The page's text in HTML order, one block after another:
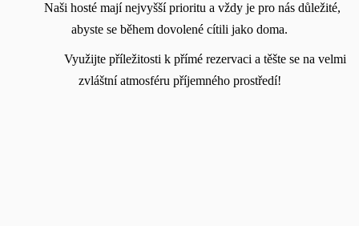
Naši hosté mají nejvyšší prioritu a vždy je pro nás důležité,
abyste se během dovolené cítili jako doma.
Využijte příležitosti k přímé rezervaci a těšte se na velmi
zvláštní atmosféru příjemného prostředí!